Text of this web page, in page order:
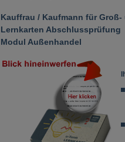
Kauffrau / Kaufmann für
Lernkarten Abschlussprüfung
Modul Außenhandel